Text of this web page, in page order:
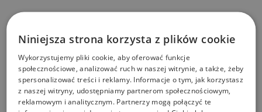
Niniejsza strona korzysta z plików cookie
Wykorzystujemy pliki cookie, aby oferować funkcje
społecznościowe, analizować ruch w naszej witrynie, a także, żeby
spersonalizować treści i reklamy. Informacje o tym, jak korzystasz
z naszej witryny, udostępniamy partnerom społecznościowym,
reklamowym i analitycznym. Partnerzy mogą połączyć te